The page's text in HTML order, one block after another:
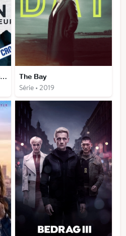
Manhunt, sur la piste du tueur The Bay
Série • 2019